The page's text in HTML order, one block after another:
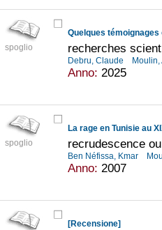
spoglio
Quelques
recherches
Debru, Claude
Anno: 2025
spoglio
La rage en Tunisie au
recrudescence
Ben Néfissa, Kmar
Anno: 2007
[Recensione]